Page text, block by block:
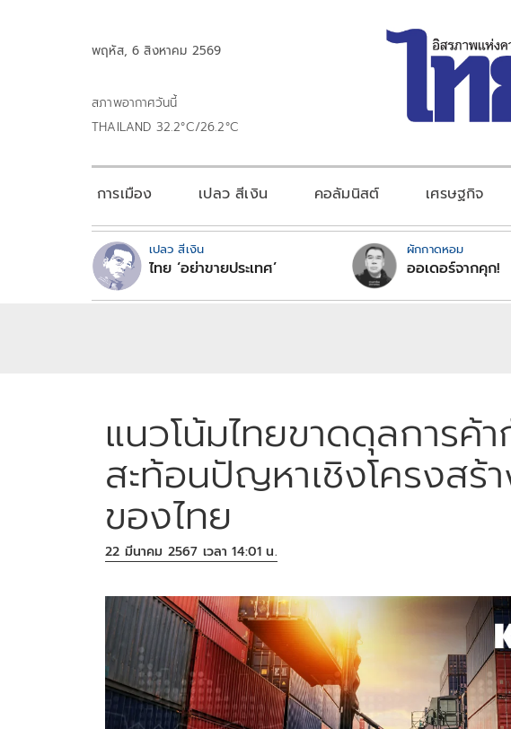
พฤหัส, 6 สิงหาคม 2569
สภาพอากาศวันนี้
THAILAND 32.2°C/26.2°C
การเมือง เปลว สีเงิน คอลัมนิสต์ เศรษฐกิจ
เปลว สีเงิน
ไทย ‘อย่าขายประเทศ’
ผักกาดหอม
ออเดอร์จากคุก!
แนวโน้มไทยขาดดุลการค้
สะท้อนปัญหาเชิงโครงสร้
ของไทย
22 มีนาคม 2567 เวลา 14:01 น.